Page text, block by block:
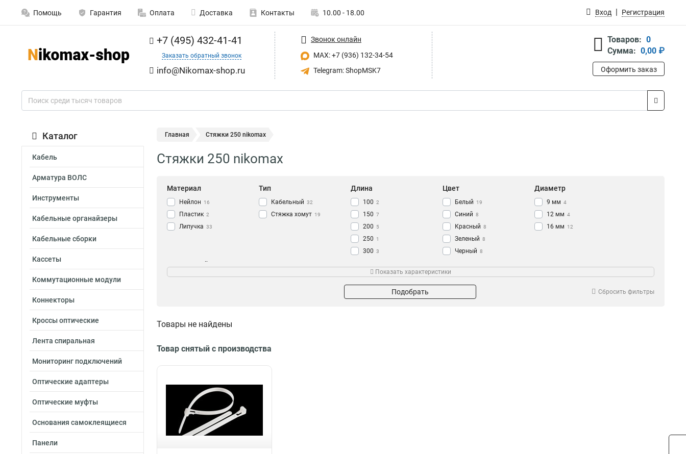
Помощь Гарантия Оплата Доставка Контакты 10.00 - 18.00 Вход Регистрация
+7 (495) 432-41-41
Заказать обратный звонок
info@Nikomax-shop.ru
Звонок онлайн
MAX: +7 (936) 132-34-54
Telegram: ShopMSK7
Товаров: 0
Сумма: 0,00 ₽
Оформить заказ
Каталог
Кабель
Арматура ВОЛС
Инструменты
Кабельные органайзеры
Кабельные сборки
Кассеты
Коммутационные модули
Коннекторы
Кроссы оптические
Лента спиральная
Мониторинг подключений
Оптические адаптеры
Оптические муфты
Основания самоклеящиеся
Панели
Главная Стяжки 250 nikomax
Стяжки 250 nikomax
Материал
Нейлон 16
Пластик 2
Липучка 33
Тип
Кабельный 32
Стяжка хомут 19
Длина
100 2
150 7
200 5
250 1
300 3
400 2
Цвет
Белый 19
Синий 8
Красный 8
Зеленый 8
Черный 8
Диаметр
9 мм 4
12 мм 4
16 мм 12
Морозостойкость
Да 9
Показать характеристики
Подобрать Сбросить фильтры
Товары не найдены
Товар снятый с производства